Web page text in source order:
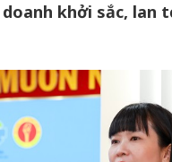
doanh khởi sắc, lan